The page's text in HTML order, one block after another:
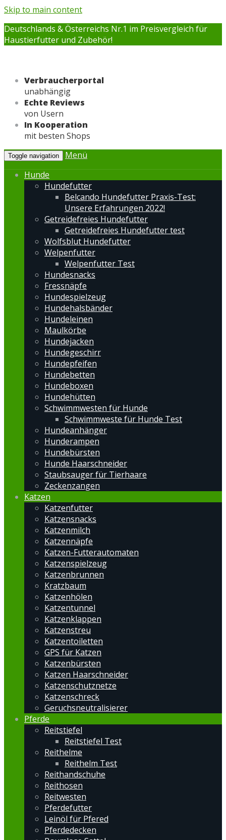
Skip to main content
Deutschlands & Österreichs Nr.1 im Preisvergleich für
Haustierfutter und Zubehör!
Verbraucherportal
unabhängig
Echte Reviews
von Usern
In Kooperation
mit besten Shops
Toggle navigation
Menü
Hunde
Hundefutter
Belcando Hundefutter Praxis-Test:
Unsere Erfahrungen 2022!
Getreidefreies Hundefutter
Getreidefreies Hundefutter test
Wolfsblut Hundefutter
Welpenfutter
Welpenfutter Test
Hundesnacks
Fressnäpfe
Hundespielzeug
Hundehalsbänder
Hundeleinen
Maulkörbe
Hundejacken
Hundegeschirr
Hundepfeifen
Hundebetten
Hundeboxen
Hundehütten
Schwimmwesten für Hunde
Schwimmweste für Hunde Test
Hundeanhänger
Hunderampen
Hundebürsten
Hunde Haarschneider
Staubsauger für Tierhaare
Zeckenzangen
Katzen
Katzenfutter
Katzensnacks
Katzenmilch
Katzennäpfe
Katzen-Futterautomaten
Katzenspielzeug
Katzenbrunnen
Kratzbaum
Katzenhölen
Katzentunnel
Katzenklappen
Katzenstreu
Katzentoiletten
GPS für Katzen
Katzenbürsten
Katzen Haarschneider
Katzenschutznetze
Katzenschreck
Geruchsneutralisierer
Pferde
Reitstiefel
Reitstiefel Test
Reithelme
Reithelm Test
Reithandschuhe
Reithosen
Reitwesten
Pferdefutter
Leinöl für Pfered
Pferdedecken